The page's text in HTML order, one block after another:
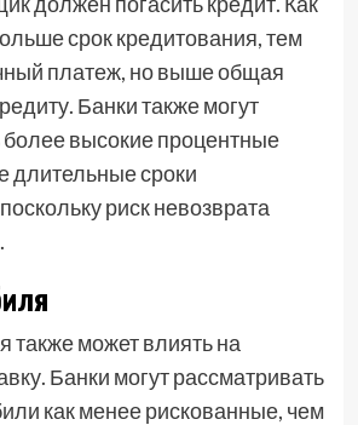
срок кредитования, тем
платеж, но выше общая
Банки также могут
более высокие процентные
длительные сроки
риск невозврата
также может влиять на
Банки могут рассматривать
как менее рискованные, чем